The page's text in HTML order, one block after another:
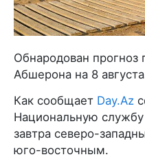
Обнародован прогноз
Абшерона на 8
Как сообщает Day.Az
Национальную
завтра северо-
юго-восточным.